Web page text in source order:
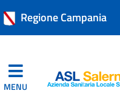
Regione Campania
MENU